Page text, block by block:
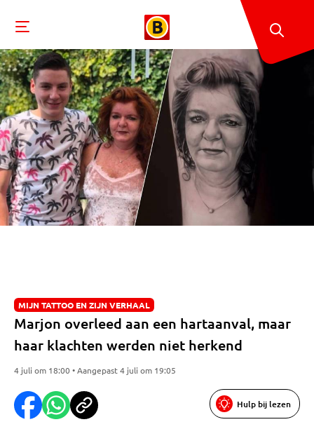
MIJN TATTOO EN ZIJN VERHAAL
Marjon overleed aan een hartaanval, maar
haar klachten werden niet herkend
4 juli om 18:00 • Aangepast 4 juli om 19:05
Hulp bij lezen